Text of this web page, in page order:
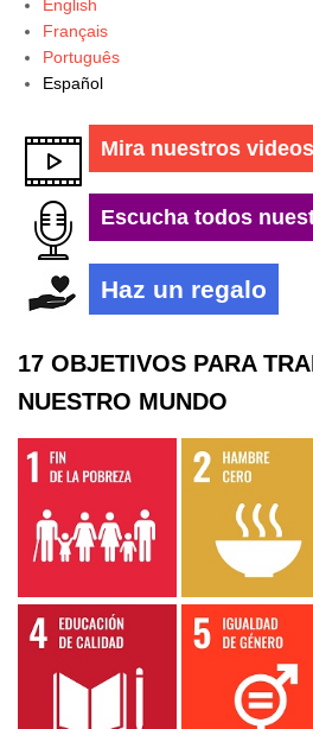
English
Français
Português
Español
Mira nuestros videos
Escucha todos
Haz un regalo
17 OBJETIVOS PARA
NUESTRO MUNDO